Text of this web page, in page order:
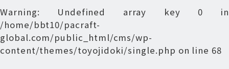
Warning: Undefined array key 0 in
/home/bbt10/pacraft-
global.com/public_html/cms/wp-
content/themes/toyojidoki/single.php on line 68